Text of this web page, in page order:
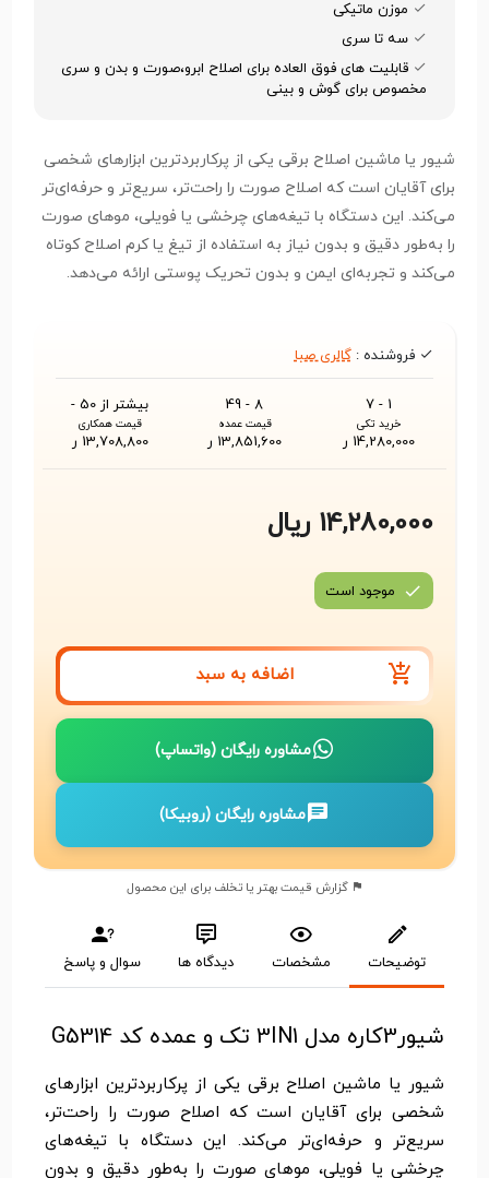
موزن ماتیکی
سه تا سری
قابلیت های فوق العاده برای اصلاح ابرو،صورت و بدن و سری
مخصوص برای گوش و بینی
شیور یا ماشین اصلاح برقی یکی از پرکاربردترین ابزارهای شخصی
برای آقایان است که اصلاح صورت را راحت‌تر، سریع‌تر و حرفه‌ای‌تر
می‌کند. این دستگاه با تیغه‌های چرخشی یا فویلی، موهای صورت
را به‌طور دقیق و بدون نیاز به استفاده از تیغ یا کرم اصلاح کوتاه
می‌کند و تجربه‌ای ایمن و بدون تحریک پوستی ارائه می‌دهد.
فروشنده :گالری صبا
1 - 7
خرید تکی
14,280,000 ر
8 - 49
قیمت عمده
13,851,600 ر
بیشتر از 50 -
قیمت همکاری
13,708,800 ر
14,280,000 ریال
موجود است
اضافه به سبد
مشاوره رایگان (واتساپ)
مشاوره رایگان (روبیکا)
گزارش قیمت بهتر یا تخلف برای این محصول
توضیحات مشخصات دیدگاه ها سوال و پاسخ
شیور3کاره مدل 3IN1 تک و عمده کد G5314
شیور یا ماشین اصلاح برقی یکی از پرکاربردترین ابزارهای
شخصی برای آقایان است که اصلاح صورت را راحت‌تر،
سریع‌تر و حرفه‌ای‌تر می‌کند. این دستگاه با تیغه‌های
چرخشی یا فویلی، موهای صورت را به‌طور دقیق و بدون